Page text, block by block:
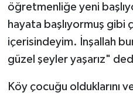
öğretmenliğe yeni
hayata başlıyormuş gibi
içerisindeyim. İnşallah
güzel şeyler yaşarız"
Köy çocuğu olduklarını